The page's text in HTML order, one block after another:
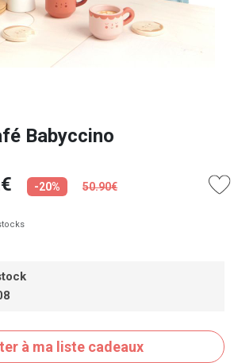
Babyccino
-20% 50.90€
à ma liste cadeaux